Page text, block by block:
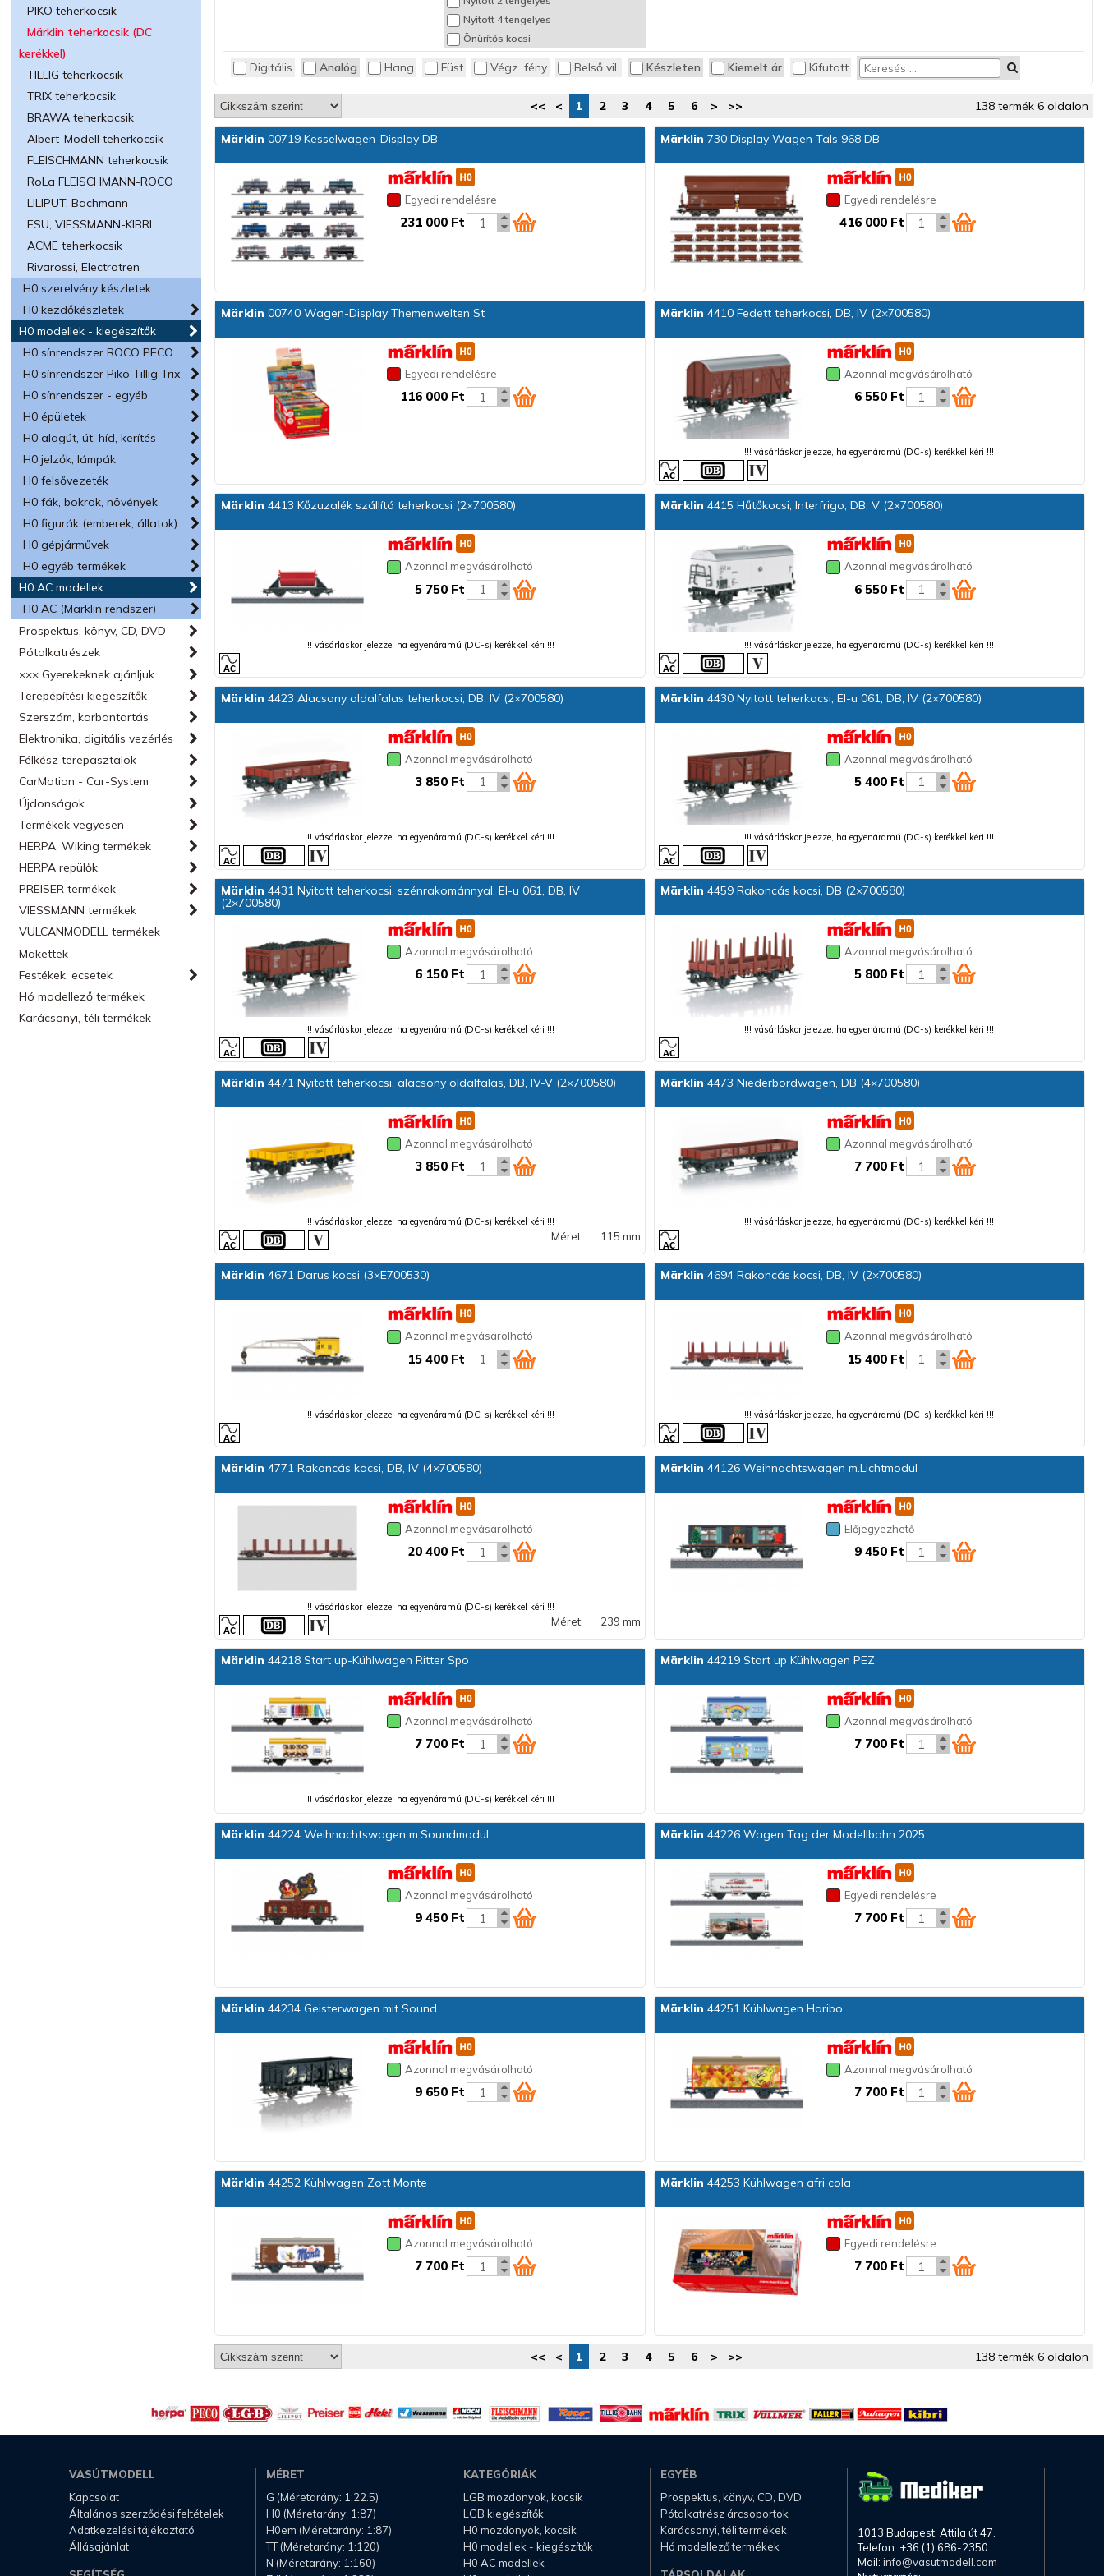
PIKO teherkocsik
Märklin teherkocsik (DC
kerékkel)
TILLIG teherkocsik
TRIX teherkocsik
BRAWA teherkocsik
Albert-Modell teherkocsik
FLEISCHMANN teherkocsik
RoLa FLEISCHMANN-ROCO
LILIPUT, Bachmann
ESU, VIESSMANN-KIBRI
ACME teherkocsik
Rivarossi, Electrotren
H0 szerelvény készletek
H0 kezdőkészletek
H0 modellek - kiegészítők
H0 sínrendszer ROCO PECO
H0 sínrendszer Piko Tillig Trix
H0 sínrendszer - egyéb
H0 épületek
H0 alagút, út, híd, kerítés
H0 jelzők, lámpák
H0 felsővezeték
H0 fák, bokrok, növények
H0 figurák (emberek, állatok)
H0 gépjárművek
H0 egyéb termékek
H0 AC modellek
H0 AC (Märklin rendszer)
Prospektus, könyv, CD, DVD
Pótalkatrészek
××× Gyerekeknek ajánljuk
Terepépítési kiegészítők
Szerszám, karbantartás
Elektronika, digitális vezérlés
Félkész terepasztalok
CarMotion - Car-System
Újdonságok
Termékek vegyesen
HERPA, Wiking termékek
HERPA repülők
PREISER termékek
VIESSMANN termékek
VULCANMODELL termékek
Makettek
Festékek, ecsetek
Hó modellező termékek
Karácsonyi, téli termékek
Nyitott 4 tengelyes
Önürítős kocsi
Tartálykocsi
Digitális Analóg Hang Füst Végz. fény Belső vil. Készleten Kiemelt ár Kifutott
<< < 1 2 3 4 5 6 > >> 138 termék 6 oldalon
Märklin 00719 Kesselwagen-Display DB
Egyedi rendelésre
231 000 Ft
Märklin 730 Display Wagen Tals 968 DB
Egyedi rendelésre
416 000 Ft
Märklin 00740 Wagen-Display Themenwelten St
Egyedi rendelésre
116 000 Ft
Märklin 4410 Fedett teherkocsi, DB, IV (2×700580)
Azonnal megvásárolható
6 550 Ft
!!! vásárláskor jelezze, ha egyenáramú (DC-s) kerékkel kéri !!!
Märklin 4413 Kőzuzalék szállító teherkocsi (2×700580)
Azonnal megvásárolható
5 750 Ft
!!! vásárláskor jelezze, ha egyenáramú (DC-s) kerékkel kéri !!!
Märklin 4415 Hűtőkocsi, Interfrigo, DB, V (2×700580)
Azonnal megvásárolható
6 550 Ft
!!! vásárláskor jelezze, ha egyenáramú (DC-s) kerékkel kéri !!!
Märklin 4423 Alacsony oldalfalas teherkocsi, DB, IV (2×700580)
Azonnal megvásárolható
3 850 Ft
!!! vásárláskor jelezze, ha egyenáramú (DC-s) kerékkel kéri !!!
Märklin 4430 Nyitott teherkocsi, El-u 061, DB, IV (2×700580)
Azonnal megvásárolható
5 400 Ft
!!! vásárláskor jelezze, ha egyenáramú (DC-s) kerékkel kéri !!!
Märklin 4431 Nyitott teherkocsi, szénrakománnyal, El-u 061, DB, IV
(2×700580)
Azonnal megvásárolható
6 150 Ft
!!! vásárláskor jelezze, ha egyenáramú (DC-s) kerékkel kéri !!!
Märklin 4459 Rakoncás kocsi, DB (2×700580)
Azonnal megvásárolható
5 800 Ft
!!! vásárláskor jelezze, ha egyenáramú (DC-s) kerékkel kéri !!!
Märklin 4471 Nyitott teherkocsi, alacsony oldalfalas, DB, IV-V (2×700580)
Azonnal megvásárolható
3 850 Ft
!!! vásárláskor jelezze, ha egyenáramú (DC-s) kerékkel kéri !!!
Méret: 115 mm
Märklin 4473 Niederbordwagen, DB (4×700580)
Azonnal megvásárolható
7 700 Ft
!!! vásárláskor jelezze, ha egyenáramú (DC-s) kerékkel kéri !!!
Märklin 4671 Darus kocsi (3×E700530)
Azonnal megvásárolható
15 400 Ft
!!! vásárláskor jelezze, ha egyenáramú (DC-s) kerékkel kéri !!!
Märklin 4694 Rakoncás kocsi, DB, IV (2×700580)
Azonnal megvásárolható
15 400 Ft
!!! vásárláskor jelezze, ha egyenáramú (DC-s) kerékkel kéri !!!
Märklin 4771 Rakoncás kocsi, DB, IV (4×700580)
Azonnal megvásárolható
20 400 Ft
!!! vásárláskor jelezze, ha egyenáramú (DC-s) kerékkel kéri !!!
Méret: 239 mm
Märklin 44126 Weihnachtswagen m.Lichtmodul
Előjegyezhető
9 450 Ft
Märklin 44218 Start up-Kühlwagen Ritter Spo
Azonnal megvásárolható
7 700 Ft
!!! vásárláskor jelezze, ha egyenáramú (DC-s) kerékkel kéri !!!
Märklin 44219 Start up Kühlwagen PEZ
Azonnal megvásárolható
7 700 Ft
Märklin 44224 Weihnachtswagen m.Soundmodul
Azonnal megvásárolható
9 450 Ft
Märklin 44226 Wagen Tag der Modellbahn 2025
Egyedi rendelésre
7 700 Ft
Märklin 44234 Geisterwagen mit Sound
Azonnal megvásárolható
9 650 Ft
Märklin 44251 Kühlwagen Haribo
Azonnal megvásárolható
7 700 Ft
Märklin 44252 Kühlwagen Zott Monte
Azonnal megvásárolható
7 700 Ft
Märklin 44253 Kühlwagen afri cola
Egyedi rendelésre
7 700 Ft
<< < 1 2 3 4 5 6 > >> 138 termék 6 oldalon
VASÚTMODELL
Kapcsolat
Általános szerződési feltételek
Adatkezelési tájékoztató
Állásajánlat
MÉRET
G (Méretarány: 1:22.5)
H0 (Méretarány: 1:87)
H0em (Méretarány: 1:87)
TT (Méretarány: 1:120)
N (Méretarány: 1:160)
KATEGÓRIÁK
LGB mozdonyok, kocsik
LGB kiegészítők
H0 mozdonyok, kocsik
H0 modellek - kiegészítők
H0 AC modellek
EGYÉB
Prospektus, könyv, CD, DVD
Pótalkatrész árcsoportok
Karácsonyi, téli termékek
Hó modellező termékek
1013 Budapest, Attila út 47.
Telefon: +36 (1) 686-2350
Mail: info@vasutmodell.com